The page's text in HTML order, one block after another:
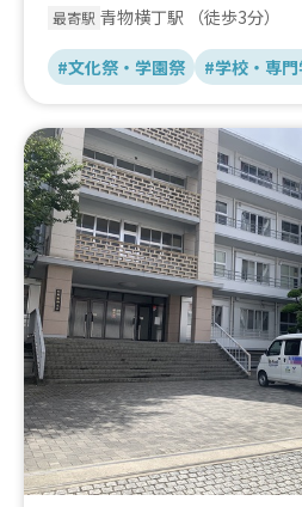
最寄駅 青物横丁駅 （徒歩3分）
#文化祭・学園祭 #学校・専